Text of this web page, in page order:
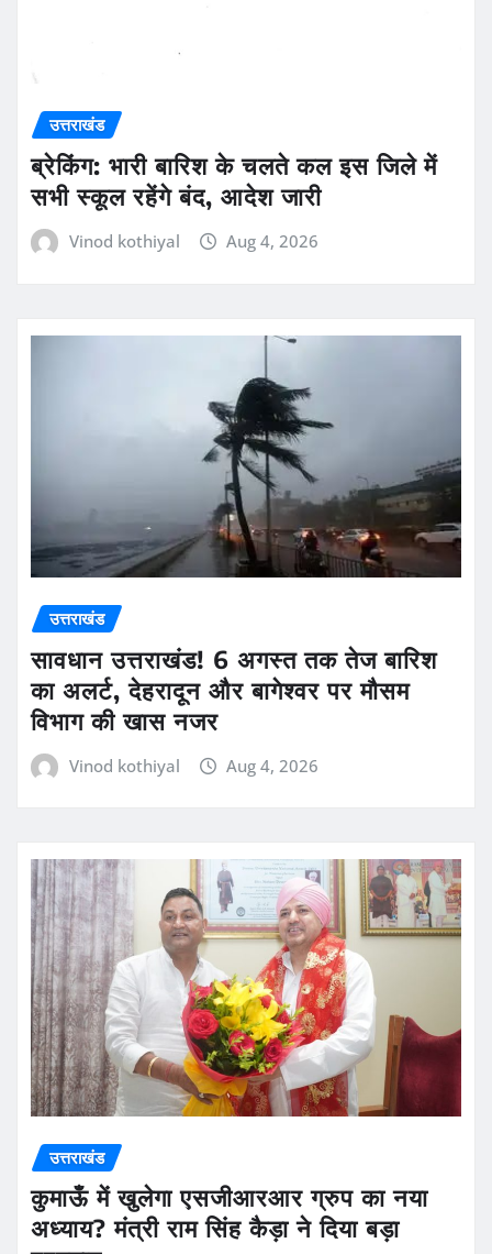
उत्तराखंड
ब्रेकिंग: भारी बारिश के चलते कल इस जिले में
सभी स्कूल रहेंगे बंद, आदेश जारी
Vinod kothiyal Aug 4, 2026
उत्तराखंड
सावधान उत्तराखंड! 6 अगस्त तक तेज बारिश
का अलर्ट, देहरादून और बागेश्वर पर मौसम
विभाग की खास नजर
Vinod kothiyal Aug 4, 2026
उत्तराखंड
कुमाऊँ में खुलेगा एसजीआरआर ग्रुप का नया
अध्याय? मंत्री राम सिंह कैड़ा ने दिया बड़ा